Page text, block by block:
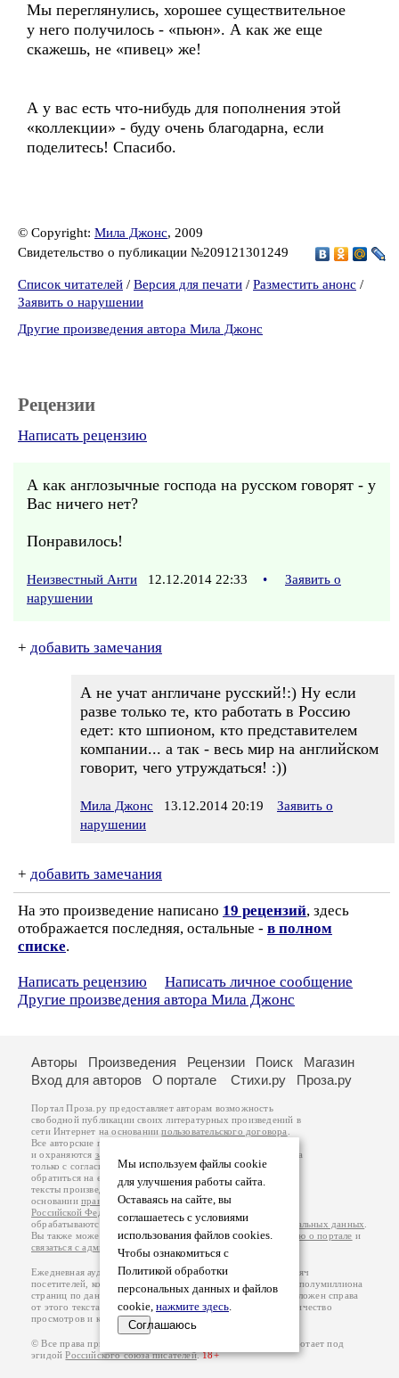
Мы переглянулись, хорошее существительное
у него получилось - «пьюн». А как же еще
скажешь, не «пивец» же!
А у вас есть что-нибудь для пополнения этой
«коллекции» - буду очень благодарна, если
поделитесь! Спасибо.
© Copyright: Мила Джонс, 2009
Свидетельство о публикации №209121301249
Список читателей / Версия для печати / Разместить анонс /
Заявить о нарушении
Другие произведения автора Мила Джонс
Рецензии
Написать рецензию
А как англозычные господа на русском говорят - у
Вас ничего нет?
Понравилось!
Неизвестный Анти 12.12.2014 22:33 •
Заявить о
нарушении
+ добавить замечания
А не учат англичане русский!:) Ну если
разве только те, кто работать в Россию
едет: кто шпионом, кто представителем
компании... а так - весь мир на английском
говорит, чего утруждаться! :))
Мила Джонс 13.12.2014 20:19
Заявить о
нарушении
+ добавить замечания
На это произведение написано 19 рецензий, здесь
отображается последняя, остальные - в полном
списке.
Написать рецензию
Написать личное сообщение
Другие произведения автора Мила Джонс
Мы используем файлы cookie
для улучшения работы сайта.
Оставаясь на сайте, вы
соглашаетесь с условиями
использования файлов cookies.
Чтобы ознакомиться с
Политикой обработки
персональных данных и файлов
cookie, нажмите здесь.
Соглашаюсь
Авторы Произведения Рецензии Поиск
Магазин
Вход для авторов
О портале Стихи.ру Проза.ру
Портал Проза.ру предоставляет авторам возможность
свободной публикации своих литературных произведений в
сети Интернет на основаниипользовательского договора
Все авторские права на произведения принадлежат авторам
и охраняются законом
. Перепечатка произведений возможна
только с согласия его автора, к которому вы можете
обратиться на его авторской странице. Ответственность за
тексты произведений авторы несут самостоятельно на
основанииправил публикацииизаконодательства
Российской Федерации
обрабатываются на основанииПолитики обработки персональных данных
Вы также можете посмотреть более подробнуюинформацию о портале и
связаться с администрацией
Ежедневная аудитория портала Проза.ру – порядка 100 тысяч
посетителей, которые в общей сумме просматривают более полумиллиона
страниц по данным счетчика посещаемости, который расположен справа
от этого текста. В каждой графе указано по две цифры: количество
просмотров и количество посетителей.
© Все права принадлежат авторам, 2000-2026. Портал работает под
эгидойРоссийского союза писателей.18+